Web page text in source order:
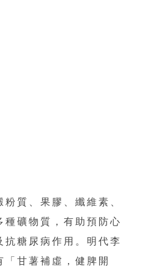
質、果膠、纖維素、
種礦物質，有助預防心
抗糖尿病作用。明代李
「甘薯補虛，健脾開